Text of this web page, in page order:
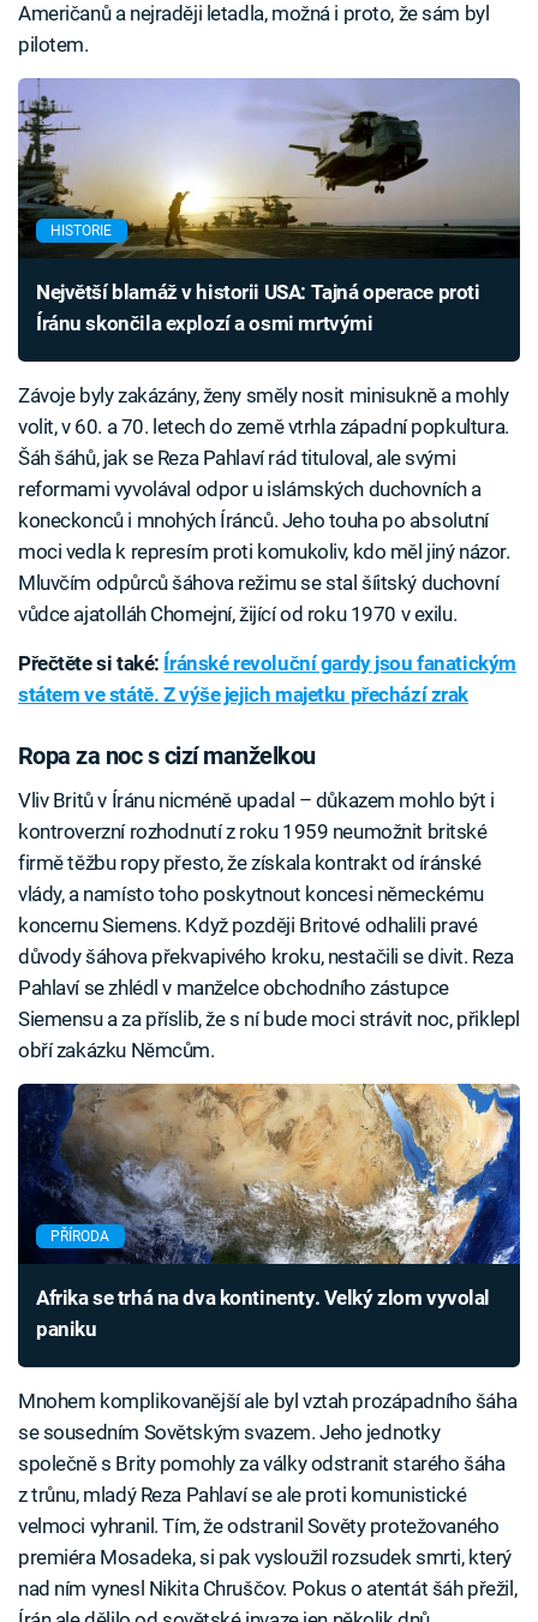
Američanů a nejraději letadla, možná i proto, že sám byl
pilotem.
HISTORIE
Největší blamáž v historii USA: Tajná operace proti
Íránu skončila explozí a osmi mrtvými
Závoje byly zakázány, ženy směly nosit minisukně a mohly
volit, v 60. a 70. letech do země vtrhla západní popkultura.
Šáh šáhů, jak se Reza Pahlaví rád tituloval, ale svými
reformami vyvolával odpor u islámských duchovních a
koneckonců i mnohých Íránců. Jeho touha po absolutní
moci vedla k represím proti komukoliv, kdo měl jiný názor.
Mluvčím odpůrců šáhova režimu se stal šíitský duchovní
vůdce ajatolláh Chomejní, žijící od roku 1970 v exilu.
Přečtěte si také: Íránské revoluční gardy jsou fanatickým
státem ve státě. Z výše jejich majetku přechází zrak
Ropa za noc s cizí manželkou
Vliv Britů v Íránu nicméně upadal – důkazem mohlo být i
kontroverzní rozhodnutí z roku 1959 neumožnit britské
firmě těžbu ropy přesto, že získala kontrakt od íránské
vlády, a namísto toho poskytnout koncesi německému
koncernu Siemens. Když později Britové odhalili pravé
důvody šáhova překvapivého kroku, nestačili se divit. Reza
Pahlaví se zhlédl v manželce obchodního zástupce
Siemensu a za příslib, že s ní bude moci strávit noc, přiklepl
obří zakázku Němcům.
PŘÍRODA
Afrika se trhá na dva kontinenty. Velký zlom vyvolal
paniku
Mnohem komplikovanější ale byl vztah prozápadního šáha
se sousedním Sovětským svazem. Jeho jednotky
společně s Brity pomohly za války odstranit starého šáha
z trůnu, mladý Reza Pahlaví se ale proti komunistické
velmoci vyhranil. Tím, že odstranil Sověty protežovaného
premiéra Mosadeka, si pak vysloužil rozsudek smrti, který
nad ním vynesl Nikita Chruščov. Pokus o atentát šáh přežil,